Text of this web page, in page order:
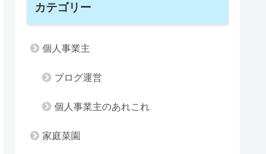
カテゴリー
個人事業主
ブログ運営
個人事業主のあれこれ
家庭菜園